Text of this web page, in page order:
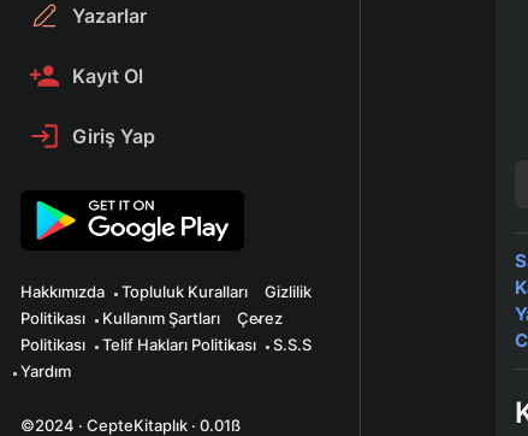
Yazarlar
Kayıt Ol
Giriş Yap
Hakkımızda Topluluk Kuralları
Gizlilik
Politikası
Kullanım Şartları
Çerez
Politikası
Telif Hakları Politikası
S.S.S
Yardım
©2024 · CepteKitaplık · 0.01ß